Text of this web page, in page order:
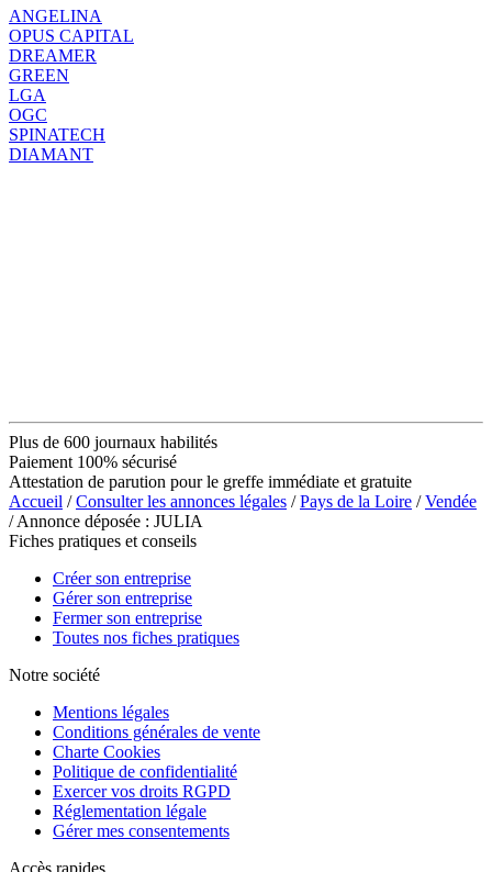
ANGELINA
OPUS CAPITAL
DREAMER
GREEN
LGA
OGC
SPINATECH
DIAMANT
Plus de 600 journaux habilités
Paiement 100% sécurisé
Attestation de parution pour le greffe immédiate et gratuite
Accueil /Consulter les annonces légales /Pays de la Loire /Vendée
/ Annonce déposée : JULIA
Fiches pratiques et conseils
Créer son entreprise
Gérer son entreprise
Fermer son entreprise
Toutes nos fiches pratiques
Notre société
Mentions légales
Conditions générales de vente
Charte Cookies
Politique de confidentialité
Exercer vos droits RGPD
Réglementation légale
Gérer mes consentements
Accès rapides